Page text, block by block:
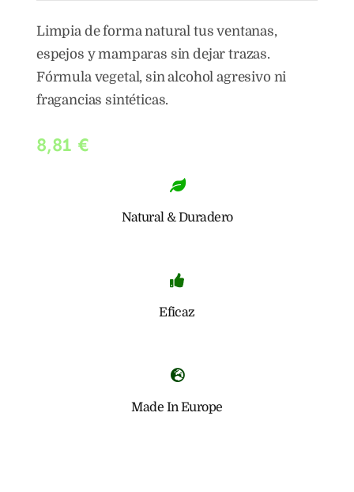
Limpia de forma natural tus ventanas,
espejos y mamparas sin dejar trazas.
Fórmula vegetal, sin alcohol agresivo ni
fragancias sintéticas.
8,81 €
Natural & Duradero
Eficaz
Made In Europe